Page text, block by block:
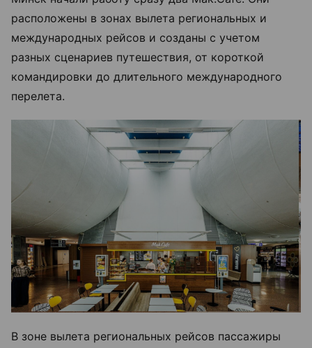
расположены в зонах вылета региональных и
международных рейсов и созданы с учетом
разных сценариев путешествия, от короткой
командировки до длительного международного
перелета.
В зоне вылета региональных рейсов пассажиры